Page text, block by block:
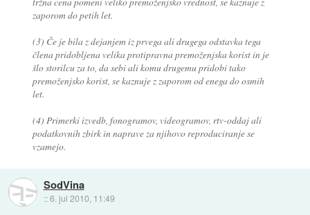
zaporom do petih let.
(3) Če je bila z dejanjem iz prvega ali drugega odstavka tega
člena pridobljena velika protipravna premoženjska korist in je
šlo storilcu za to, da sebi ali komu drugemu pridobi tako
premoženjsko korist, se kaznuje z zaporom od enega do osmih
let.
(4) Primerki izvedb, fonogramov, videogramov, rtv-oddaj ali
podatkovnih zbirk in naprave za njihovo reproduciranje se
vzamejo.
SodVina
::6. jul 2010, 11:49